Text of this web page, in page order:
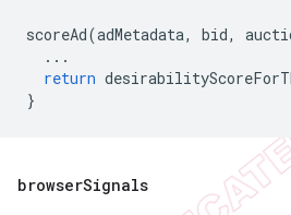
scoreAd(adMetadata, bid,
...
return
}
browserSignals